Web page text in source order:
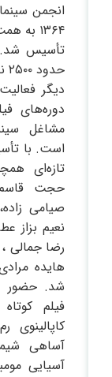
انجمن
۱۳۶۴
تأسیس شد.
دیگر
دوره‌های
مشاغل
است. با
تازه‌ای
حجت قاسم
صیامی
نعیم بزاز
رضا جمالی
هایده
شد. حضور
فیلم
آساهی
آسیایی